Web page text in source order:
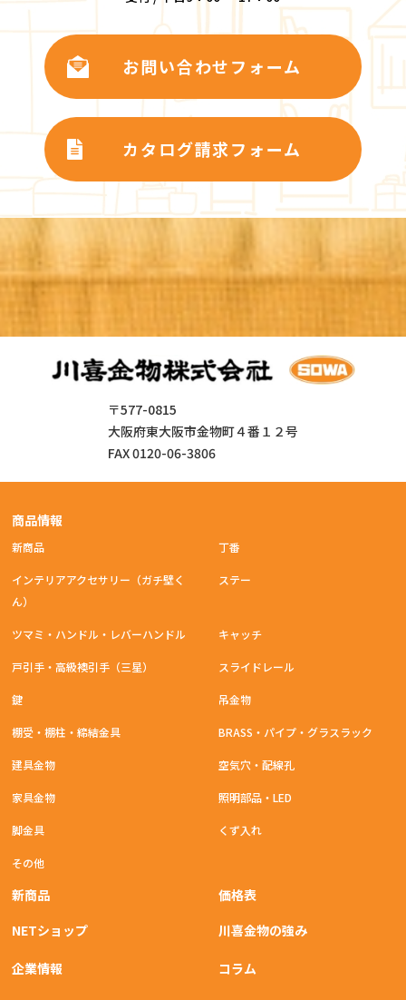
お問い合わせフォーム
カタログ請求フォーム
〒577-0815
大阪府東大阪市金物町４番１２号
FAX 0120-06-3806
商品情報
新商品
インテリアアクセサリー（ガチ壁く
ん）
ツマミ・ハンドル・レバーハンドル
戸引手・高級襖引手（三星）
鍵
丁番
ステー
キャッチ
スライドレール
吊金物
棚受・棚柱・締結金具
建具金物
家具金物
脚金具
BRASS・パイプ・グラスラック
空気穴・配線孔
照明部品・LED
くず入れ
その他
新商品
価格表
NETショップ
川喜金物の強み
企業情報 コラム